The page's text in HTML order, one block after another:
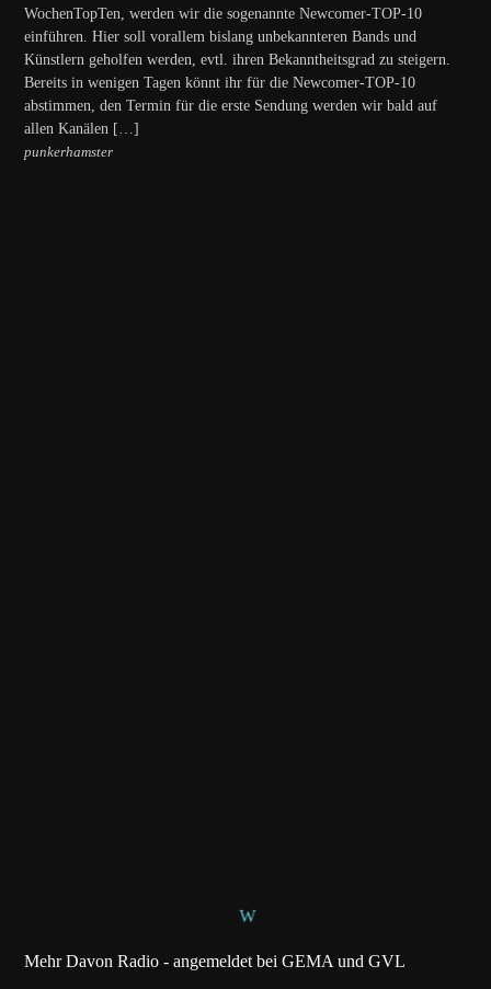
WochenTopTen, werden wir die sogenannte Newcomer-TOP-10
einführen. Hier soll vorallem bislang unbekannteren Bands und
Künstlern geholfen werden, evtl. ihren Bekanntheitsgrad zu steigern.
Bereits in wenigen Tagen könnt ihr für die Newcomer-TOP-10
abstimmen, den Termin für die erste Sendung werden wir bald auf
allen Kanälen […]
punkerhamster
Mehr Davon Radio - angemeldet bei GEMA und GVL